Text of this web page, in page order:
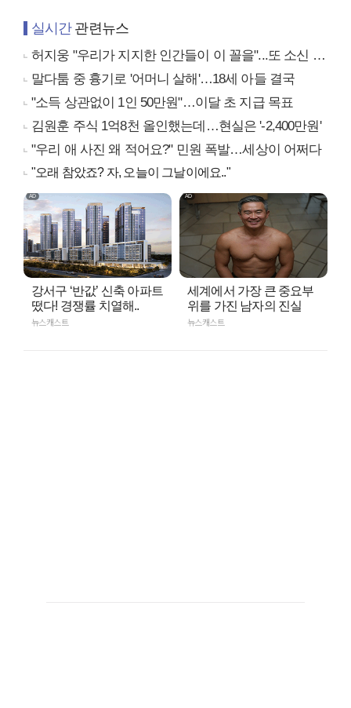
실시간관련뉴스
허지웅 "우리가 지지한 인간들이 이 꼴을"...또 소신 발언
말다툼 중 흉기로 '어머니 살해'…18세 아들 결국
"소득 상관없이 1인 50만원"…이달 초 지급 목표
김원훈 주식 1억8천 올인했는데…현실은 '-2,400만원'
"우리 애 사진 왜 적어요?" 민원 폭발…세상이 어쩌다
"오래 참았죠? 자, 오늘이 그날이에요.."
강서구 ‘반값’ 신축 아파트
떴다! 경쟁률 치열해..
뉴스캐스트
세계에서 가장 큰 중요부
위를 가진 남자의 진실
뉴스캐스트